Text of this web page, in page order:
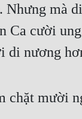
Nhưng mà
Ca cười
di nương
chặt mười